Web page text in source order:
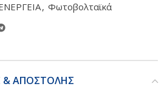
, Φωτοβολταϊκά
ΑΠΟΣΤΟΛΗΣ